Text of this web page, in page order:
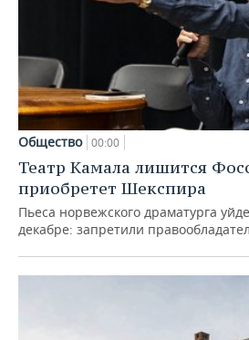
Общество 00:00
Театр Камала лишится
приобретет Шекспира
Пьеса норвежского драматурга
декабре: запретили